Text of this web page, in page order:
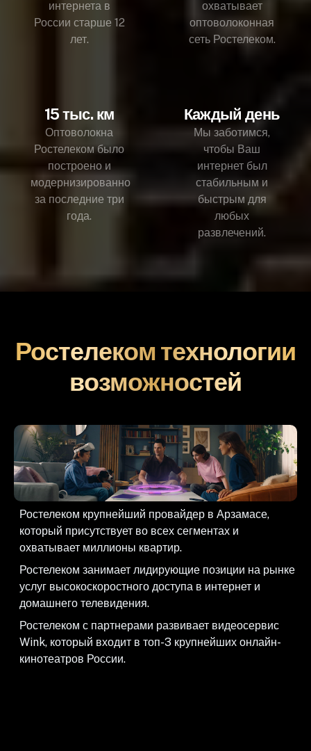
интернета в
России старше 12
лет.
охватывает
оптоволоконная
сеть Ростелеком.
15 тыс. км
Оптоволокна
Ростелеком было
построено и
модернизированно
за последние три
года.
Каждый день
Мы заботимся,
чтобы Ваш
интернет был
стабильным и
быстрым для
любых
развлечений.
Ростелеком технологии
возможностей
Ростелеком крупнейший провайдер в Арзамасе,
который присутствует во всех сегментах и
охватывает миллионы квартир.
Ростелеком занимает лидирующие позиции на рынке
услуг высокоскоростного доступа в интернет и
домашнего телевидения.
Ростелеком с партнерами развивает видеосервис
Wink, который входит в топ-3 крупнейших онлайн-
кинотеатров России.